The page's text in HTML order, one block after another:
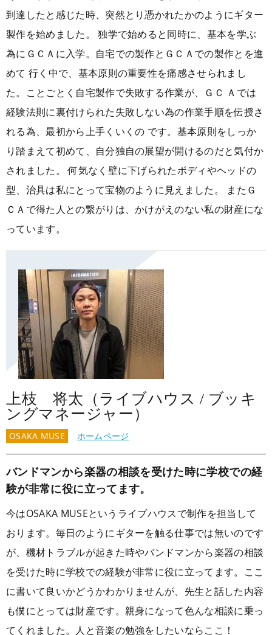
到達したと感じた時、突然とり憑かれたかのようにギター
製作を始めました。 独学で始めると同時に、基本を学ぶ
為にＧＣＡに入学。自宅での製作とＧＣＡでの製作とを進
めて 行く中で、基本原則の重要性を痛感させられまし
た。ことごとく自宅製作で失敗する作業が、ＧＣ Ａでは
経験法則に裏付けられた失敗しない為の作業手順を伝授さ
れる為、最初から上手くいくの です。基本原則をしっか
り踏まえて初めて、自分独自の展望が開けるのだと気付か
されました。 何気なく壁に下げられたボディやヘッドの
型、治具は私にとって宝物のように見えました。 またＧ
ＣＡで得た人との繋がりは、かけがえのない私の財産にな
っています。
上枝 将太（ライブハウス / ブッキ
ングマネージャー）
OSAKA MUSE ホームページ
バンドマンから楽器の相談を受けた時に学校での経
験が非常に役に立ってます。
今はOSAKA MUSEというライブハウスで制作を担当して
おります。毎日のようにギターを触る仕事では無いのです
が、機材トラブルが起きた時やバンドマンから楽器の相談
を受けた時に学校での経験が非常に役に立ってます。ここ
に書いて良いかどうかわかりませんが、先生と話した内容
も僕にとっては財産です。親身になって色んな相談に乗っ
てくれました。人と音楽の勉強をしたいならここ！